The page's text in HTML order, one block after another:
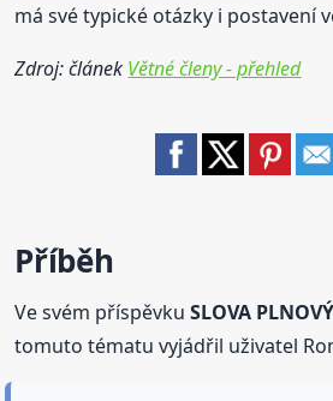
má své typické otázky i postavení
Zdroj: článek Větné členy - přehled
Příběh
Ve svém příspěvkuSLOVA
tomuto tématu vyjádřil uživatel